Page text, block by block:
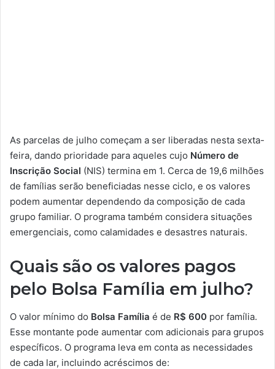
As parcelas de julho começam a ser liberadas nesta sexta-
feira, dando prioridade para aqueles cujo Número de
Inscrição Social (NIS) termina em 1. Cerca de 19,6 milhões
de famílias serão beneficiadas nesse ciclo, e os valores
podem aumentar dependendo da composição de cada
grupo familiar. O programa também considera situações
emergenciais, como calamidades e desastres naturais.
Quais são os valores pagos
pelo Bolsa Família em julho?
O valor mínimo do Bolsa Família é de R$ 600 por família.
Esse montante pode aumentar com adicionais para grupos
específicos. O programa leva em conta as necessidades
de cada lar, incluindo acréscimos de: